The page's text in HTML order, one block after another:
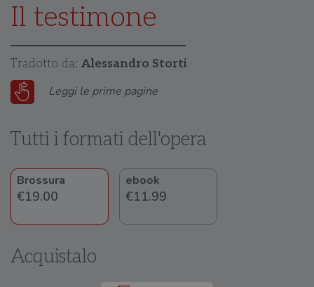
Il testimone
Tradotto da: Alessandro Storti
Leggi le prime pagine
Tutti i formati dell'opera
Brossura
€19.00
ebook
€11.99
Acquistalo